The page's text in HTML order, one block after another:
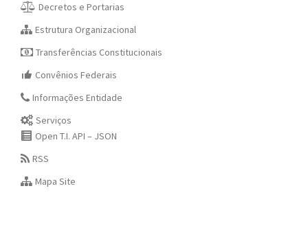
Decretos e Portarias
Estrutura Organizacional
Transferências Constitucionais
Convênios Federais
Informações Entidade
Serviços
Open T.I. API – JSON
RSS
Mapa Site